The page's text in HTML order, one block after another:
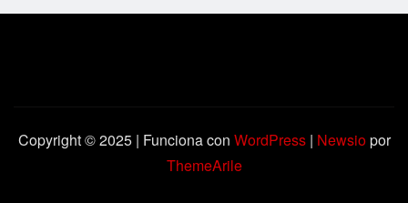
Copyright © 2025 | Funciona con WordPress | Newsiopor
ThemeArile